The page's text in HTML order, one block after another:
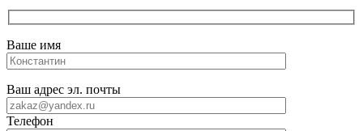
Ваше имя
Ваш адрес эл. почты
Телефон